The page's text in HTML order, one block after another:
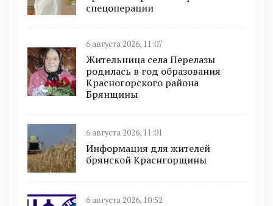
спецоперации
6 августа 2026, 11:07
Жительница села Перелазы
родилась в год образования
Красногорского района
Брянщины
6 августа 2026, 11:01
Информация для жителей
брянской Краснгорщины
6 августа 2026, 10:52